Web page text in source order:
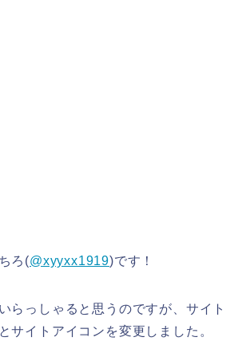
ろ(@xyyxx1919)です！
らっしゃると思うのですが、サイト
サイトアイコンを変更しました。